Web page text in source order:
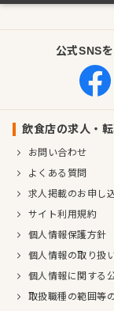
公式SNS
飲食店の求人・
お問い合わせ
よくある質問
求人掲載のお申し
サイト利用規約
個人情報保護方針
個人情報の取り扱
個人情報に関する
取扱職種の範囲等